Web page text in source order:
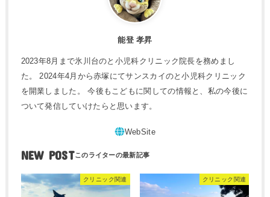
能登 孝昇
2023年8月まで氷川台のと小児科クリニック院長を務めまし
た。 2024年4月から赤塚にてサンスカイのと小児科クリニック
を開業しました。 今後もこどもに関しての情報と、私の今後に
ついて発信していけたらと思います。
NEW POST
クリニック関連 クリニック関連